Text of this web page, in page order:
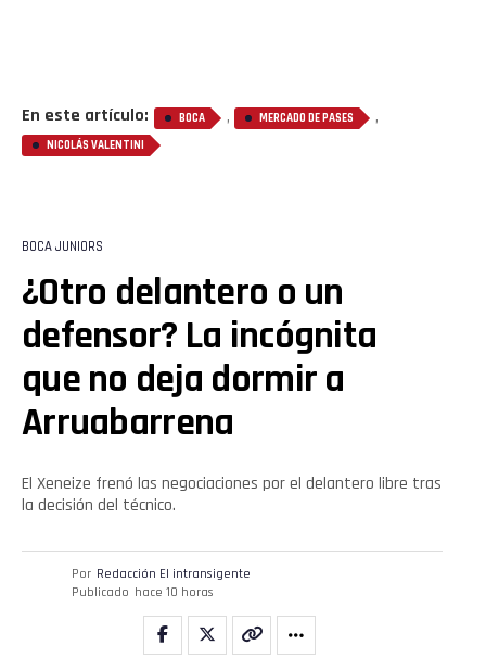
En este artículo: BOCA , MERCADO DE PASES ,
NICOLÁS VALENTINI
BOCA JUNIORS
¿Otro delantero o un
defensor? La incógnita
que no deja dormir a
Arruabarrena
El Xeneize frenó las negociaciones por el delantero libre tras
la decisión del técnico.
Por Redacción El intransigente
Publicado hace 10 horas